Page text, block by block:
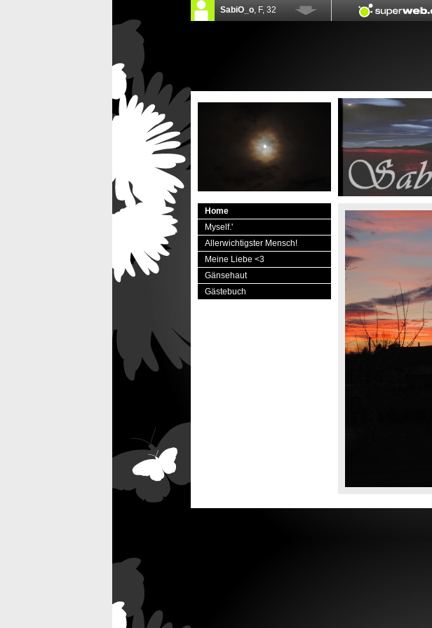
Home
Myself.'
Allerwichtigster Mensch!
Meine Liebe <3
Gänsehaut
Gästebuch